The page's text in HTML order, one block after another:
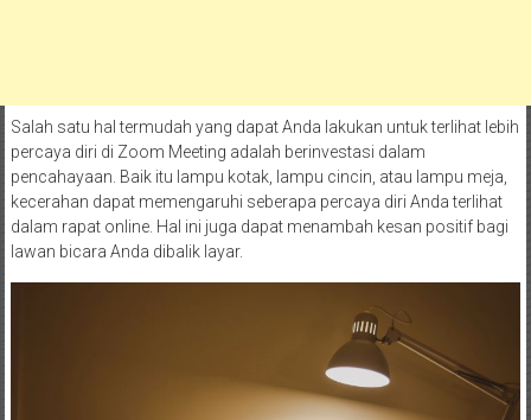
Salah satu hal termudah yang dapat Anda lakukan untuk terlihat lebih
percaya diri di Zoom Meeting adalah berinvestasi dalam
pencahayaan. Baik itu lampu kotak, lampu cincin, atau lampu meja,
kecerahan dapat memengaruhi seberapa percaya diri Anda terlihat
dalam rapat online. Hal ini juga dapat menambah kesan positif bagi
lawan bicara Anda dibalik layar.